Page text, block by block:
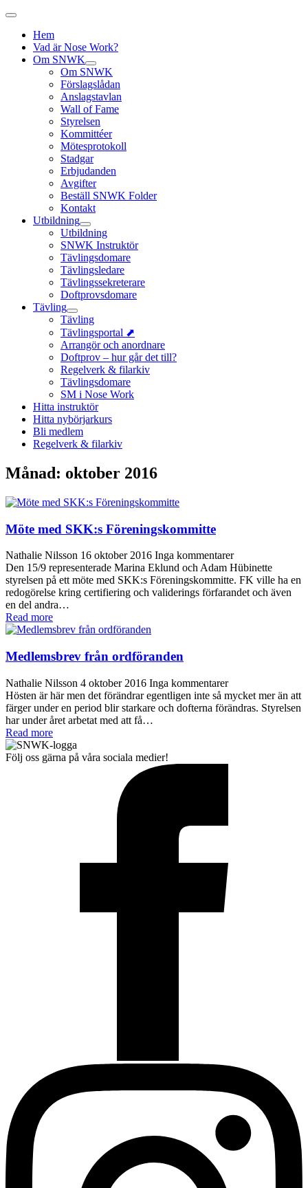
Hem
Vad är Nose Work?
Om SNWK
Om SNWK
Förslagslådan
Anslagstavlan
Wall of Fame
Styrelsen
Kommittéer
Mötesprotokoll
Stadgar
Erbjudanden
Avgifter
Beställ SNWK Folder
Kontakt
Utbildning
Utbildning
SNWK Instruktör
Tävlingsdomare
Tävlingsledare
Tävlingssekreterare
Doftprovsdomare
Tävling
Tävling
Tävlingsportal ⬈
Arrangör och anordnare
Doftprov – hur går det till?
Regelverk & filarkiv
Tävlingsdomare
SM i Nose Work
Hitta instruktör
Hitta nybörjarkurs
Bli medlem
Regelverk & filarkiv
Månad: oktober 2016
Möte med SKK:s Föreningskommitte
Nathalie Nilsson 16 oktober 2016 Inga kommentarer
Den 15/9 representerade Marina Eklund och Adam Hübinette
styrelsen på ett möte med SKK:s Föreningskommitte. FK ville ha en
redogörelse kring certifiering och validerings förfarandet och även
en del andra…
Read more
Medlemsbrev från ordföranden
Nathalie Nilsson 4 oktober 2016 Inga kommentarer
Hösten är här men det förändrar egentligen inte så mycket mer än att
färger under en period blir starkare och dofterna förändras. Styrelsen
har under året arbetat med att få…
Read more
Följ oss gärna på våra sociala medier!